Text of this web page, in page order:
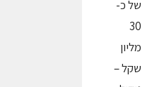
של כ-
30
מליון
שקל –